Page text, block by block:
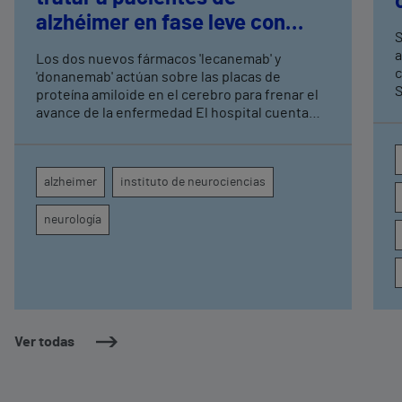
Ver todas
alzhéimer en fase leve con
terapias antiamiloide
Los dos nuevos fármacos 'lecanemab' y
'donanemab' actúan sobre las placas de
proteína amiloide en el cerebro para frenar el
avance de la enfermedad El hospital cuenta
seguimiento clínico de cada paciente
alzheimer instituto de neurociencias
neurología